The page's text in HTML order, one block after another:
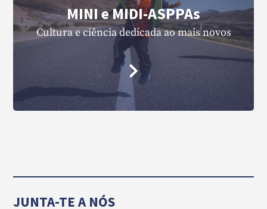
MINI e MIDI-ASPPAs
Cultura e ciência dedicada ao mais novos
JUNTA-TE A NÓS